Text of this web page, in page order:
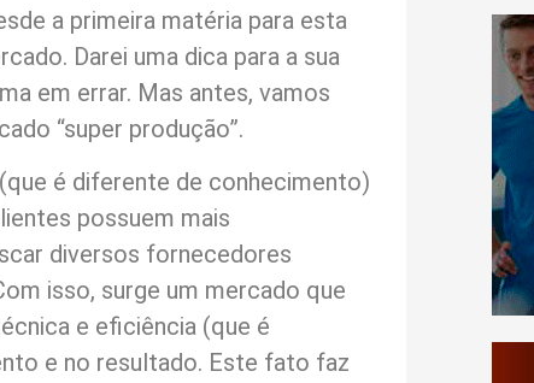
a primeira matéria para esta
Darei uma dica para a sua
em errar. Mas antes, vamos
“super produção”.
é diferente de conhecimento)
possuem mais
diversos fornecedores
isso, surge um mercado que
e eficiência (que é
e no resultado. Este fato faz